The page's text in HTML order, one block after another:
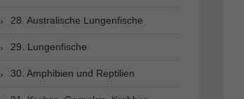
28. Australische Lungenfische
29. Lungenfische
30. Amphibien und Reptilien